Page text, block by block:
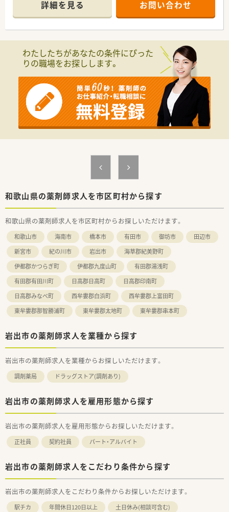
詳細を見る お問い合わせ
わたしたちがあなたの条件にぴった
りの職場をお探しします。
和歌山県の薬剤師求人を市区町村から探す
和歌山県の薬剤師求人を市区町村からお探しいただけます。
和歌山市 海南市 橋本市 有田市 御坊市
田辺市
新宮市
紀の川市 岩出市
海草郡紀美野町
伊都郡かつらぎ町
伊都郡九度山町
有田郡湯浅町
有田郡有田川町
日高郡日高町
日高郡印南町
日高郡みなべ町
西牟婁郡白浜町
西牟婁郡上富田町
東牟婁郡那智勝浦町
東牟婁郡太地町 東牟婁郡串本町
岩出市の薬剤師求人を業種から探す
岩出市の薬剤師求人を業種からお探しいただけます。
調剤薬局 ドラッグストア(調剤あり)
岩出市の薬剤師求人を雇用形態から探す
岩出市の薬剤師求人を雇用形態からお探しいただけます。
正社員 契約社員 パート・アルバイト
岩出市の薬剤師求人をこだわり条件から探す
岩出市の薬剤師求人をこだわり条件からお探しいただけます。
駅チカ 年間休日120日以上
土日休み(相談可含む)